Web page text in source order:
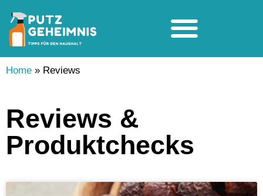
Home » Reviews
Reviews &
Produktchecks